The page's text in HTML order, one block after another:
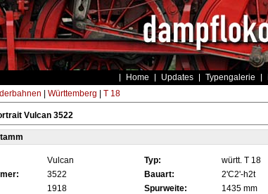
Home Updates Typengalerie
Württemberg T 18
Vulcan 3522
Vulcan Typ: württ. T 18
3522 Bauart: 2'C2'-h2t
1918 Spurweite: 1435 mm